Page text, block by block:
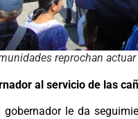
reprochan
al servicio de las
gobernador le da